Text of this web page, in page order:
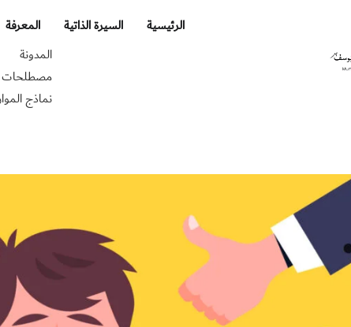
الرئيسية السيرة الذاتية
المعرفة
المدونة
مصطلحات
نماذج